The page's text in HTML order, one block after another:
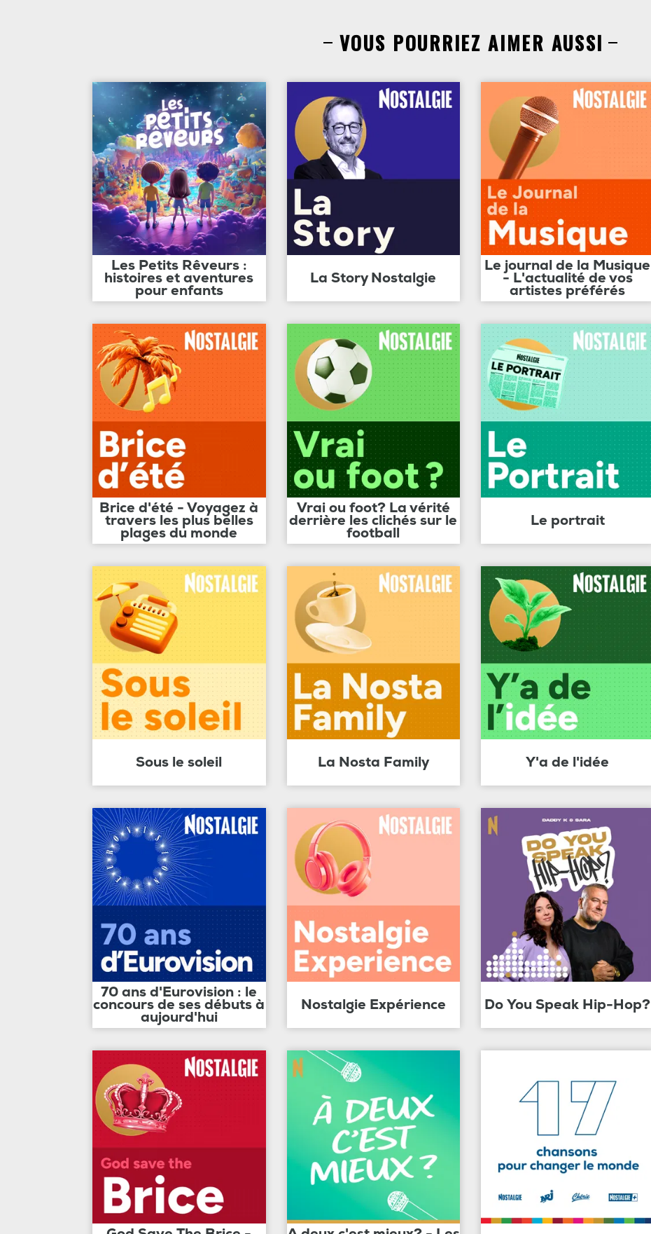
VOUS POURRIEZ AIMER AUSSI
Les Petits Rêveurs :
histoires et aventures
pour enfants
La Story Nostalgie
Le journal de la Musique
- L'actualité de vos
artistes préférés
Brice d'été - Voyagez à
travers les plus belles
plages du monde
Vrai ou foot? La vérité
derrière les clichés sur le
football
Le portrait
Sous le soleil La Nosta Family Y'a de l'idée
70 ans d'Eurovision : le
concours de ses débuts à
aujourd'hui
Nostalgie Expérience Do You Speak Hip-Hop?